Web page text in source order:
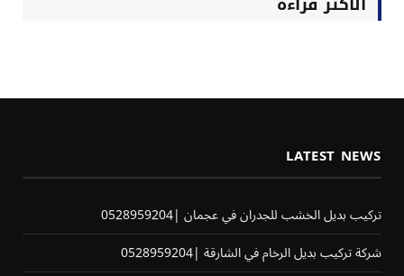
LATEST NEWS
تركيب بديل الخشب للجدران في عجمان |0528959204
شركة تركيب بديل الرخام في الشارقة |0528959204